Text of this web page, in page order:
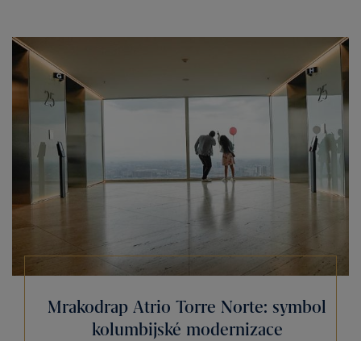
Mrakodrap Atrio Torre Norte: symbol
kolumbijské modernizace